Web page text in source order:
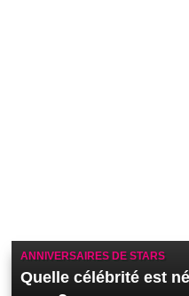
ANNIVERSAIRES DE STARS
Quelle célébrité est